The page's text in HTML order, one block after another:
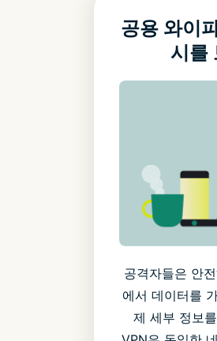
공용 와이
시를
공격자들은 안
에서 데이터를
제 세부 정보